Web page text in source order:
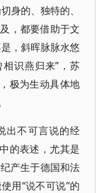
身的、独特的、
，都要借助于文
，斜晖脉脉水悠
识燕归来”，苏
极为生动具体地
出不可言说的经
的表述，尤其是
产生于德国和法
用“说不可说”的